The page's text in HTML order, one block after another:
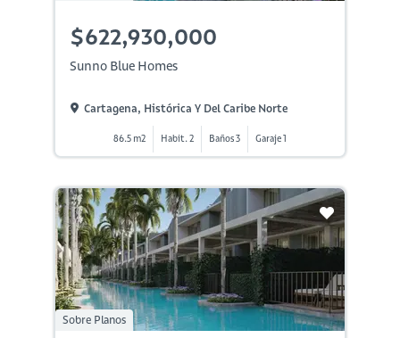
$622,930,000
Sunno Blue Homes
Cartagena, Histórica Y Del Caribe Norte
86.5 m2 Habit. 2 Baños 3 Garaje 1
Sobre Planos